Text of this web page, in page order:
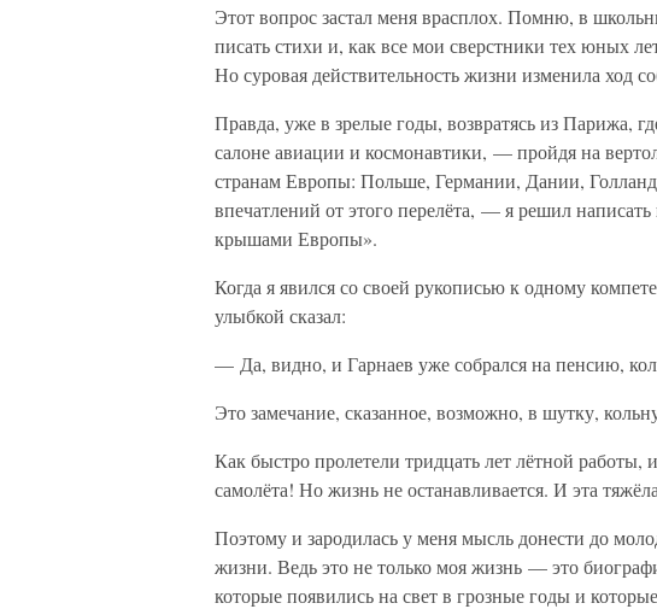
Этот вопрос застал меня врасплох. Помню, в
писать стихи и, как все мои сверстники тех юных
Но суровая действительность жизни изменила ход
Правда, уже в зрелые годы, возвратясь из Парижа,
салоне авиации и космонавтики, — пройдя на
странам Европы: Польше, Германии, Дании,
впечатлений от этого перелёта, — я решил
крышами Европы».
Когда я явился со своей рукописью к одному
улыбкой сказал:
— Да, видно, и Гарнаев уже собрался на пенсию,
Это замечание, сказанное, возможно, в шутку,
Как быстро пролетели тридцать лет лётной работы,
самолёта! Но жизнь не останавливается. И эта
Поэтому и зародилась у меня мысль донести до
жизни. Ведь это не только моя жизнь — это
которые появились на свет в грозные годы и